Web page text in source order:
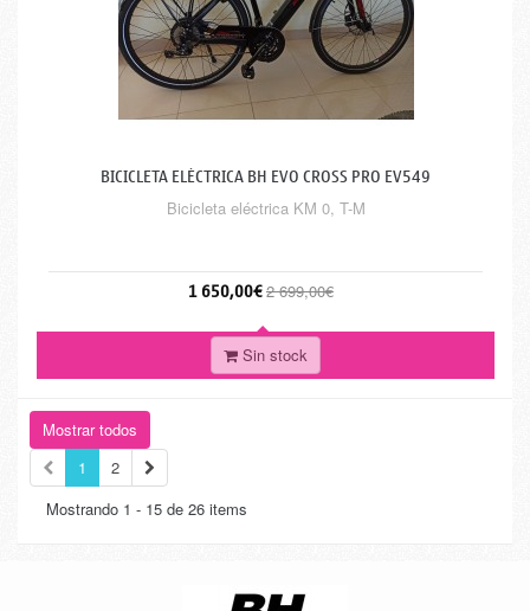
BICICLETA ELÉCTRICA BH EVO CROSS PRO EV549
Bicicleta eléctrica KM 0, T-M
1 650,00€2 699,00€
Sin stock
Mostrar todos
1
2
Mostrando 1 - 15 de 26 items